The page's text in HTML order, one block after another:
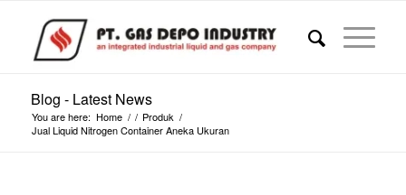
Blog - Latest News
You are here: Home / / Produk /
Jual Liquid Nitrogen Container Aneka Ukuran